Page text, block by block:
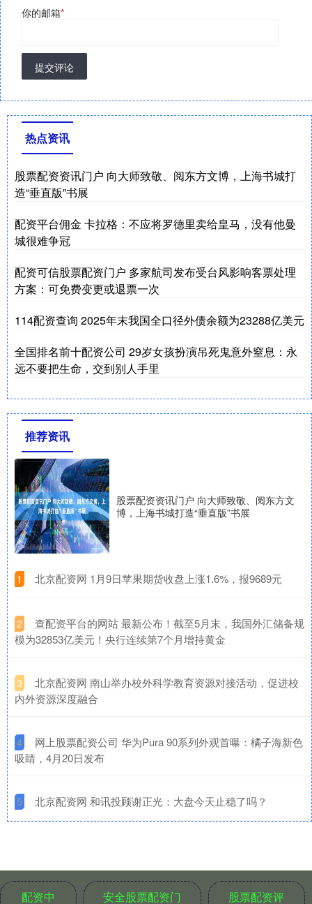
你的邮箱*
提交评论
热点资讯
股票配资资讯门户 向大师致敬、阅东方文博，上海书城打
造“垂直版”书展
配资平台佣金 卡拉格：不应将罗德里卖给皇马，没有他曼
城很难争冠
配资可信股票配资门户 多家航司发布受台风影响客票处理
方案：可免费变更或退票一次
114配资查询 2025年末我国全口径外债余额为23288亿美元
全国排名前十配资公司 29岁女孩扮演吊死鬼意外窒息：永
远不要把生命，交到别人手里
推荐资讯
股票配资资讯门户 向大师致敬、阅东方文
博，上海书城打造“垂直版”书展
1 ​北京配资网 1月9日苹果期货收盘上涨1.6%，报9689元
2
​查配资平台的网站 最新公布！截至5月末，我国外汇储备规
模为32853亿美元！央行连续第7个月增持黄金
3
​北京配资网 南山举办校外科学教育资源对接活动，促进校
内外资源深度融合
4
​网上股票配资公司 华为Pura 90系列外观首曝：橘子海新色
吸睛，4月20日发布
5 ​北京配资网 和讯投顾谢正光：大盘今天止稳了吗？
配资中 安全股票配资门 股票配资评